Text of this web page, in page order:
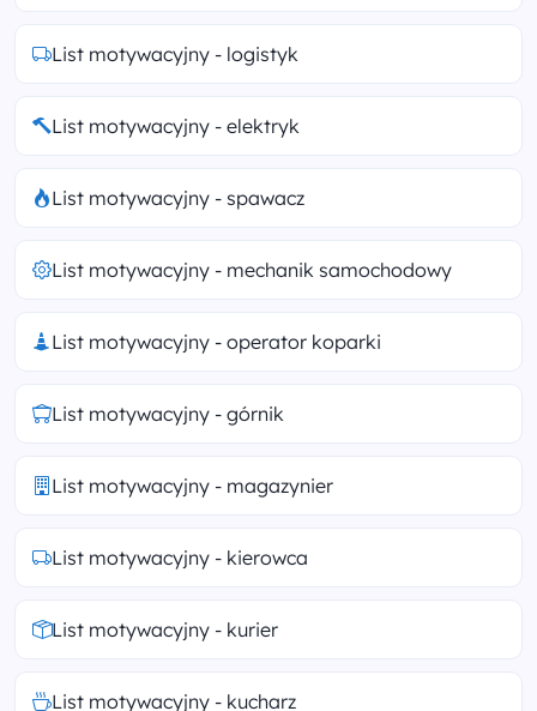
List motywacyjny - logistyk
List motywacyjny - elektryk
List motywacyjny - spawacz
List motywacyjny - mechanik samochodowy
List motywacyjny - operator koparki
List motywacyjny - górnik
List motywacyjny - magazynier
List motywacyjny - kierowca
List motywacyjny - kurier
List motywacyjny - kucharz